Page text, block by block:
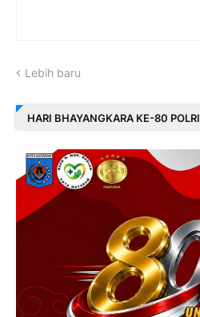
Lebih baru
HARI BHAYANGKARA KE-80 POLRI